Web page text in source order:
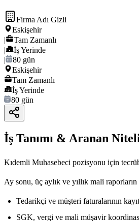
Firma Adı Gizli
Eskişehir
|
Tam Zamanlı
|
İş Yerinde
|
80 gün
Eskişehir
Tam Zamanlı
İş Yerinde
80 gün
İş Tanımı & Aranan
Kıdemli Muhasebeci pozisyonu için
Ay sonu, üç aylık ve yıllık mali
Tedarikçi ve müşteri faturalarının
SGK, vergi ve mali müşavir